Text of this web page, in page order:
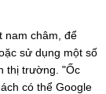
nam châm, để
sử dụng một số
thị trường. "Ốc
có thể Google